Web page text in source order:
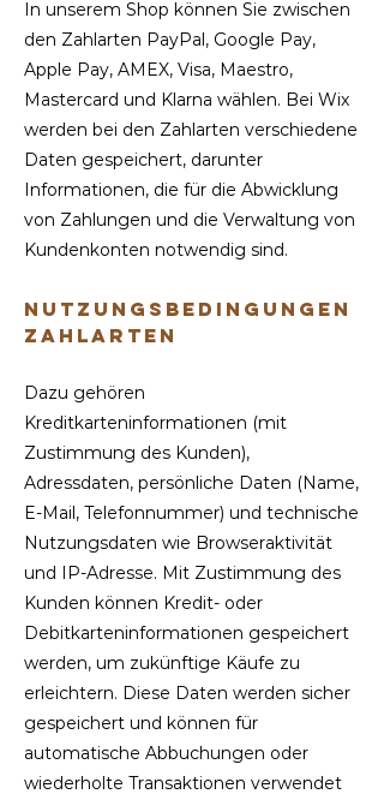
In unserem Shop können Sie zwischen
den Zahlarten PayPal, Google Pay,
Apple Pay, AMEX, Visa, Maestro,
Mastercard und Klarna wählen. Bei Wix
werden bei den Zahlarten verschiedene
Daten gespeichert, darunter
Informationen, die für die Abwicklung
von Zahlungen und die Verwaltung von
Kundenkonten notwendig sind.
Nutzungsbedingungen
Zahlarten
Dazu gehören
Kreditkarteninformationen (mit
Zustimmung des Kunden),
Adressdaten, persönliche Daten (Name,
E-Mail, Telefonnummer) und technische
Nutzungsdaten wie Browseraktivität
und IP-Adresse. Mit Zustimmung des
Kunden können Kredit- oder
Debitkarteninformationen gespeichert
werden, um zukünftige Käufe zu
erleichtern. Diese Daten werden sicher
gespeichert und können für
automatische Abbuchungen oder
wiederholte Transaktionen verwendet